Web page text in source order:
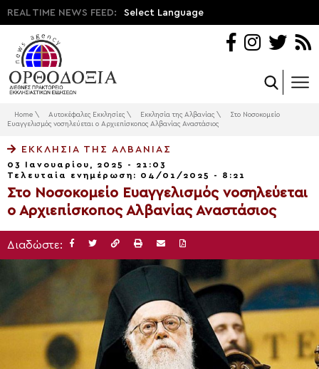
REAL TIME NEWS FEED: Select Language
Home \ Αυτοκέφαλες Εκκλησίες \ Εκκλησία της Αλβανίας \
Στο Νοσοκομείο
Ευαγγελισμός νοσηλεύεται ο Αρχιεπίσκοπος Αλβανίας Αναστάσιος
ΕΚΚΛΗΣΊΑ ΤΗΣ ΑΛΒΑΝΊΑΣ
03 Ιανουαρίου, 2025 - 21:03
Τελευταία ενημέρωση: 04/01/2025 - 8:21
Στο Νοσοκομείο Ευαγγελισμός νοσηλεύεται
ο Αρχιεπίσκοπος Αλβανίας Αναστάσιος
Διαδώστε: